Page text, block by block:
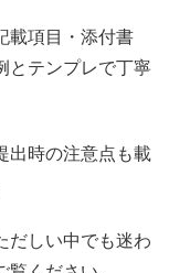
載項目・添付書
とテンプレで丁寧
出時の注意点も載
だしい中でも迷わ